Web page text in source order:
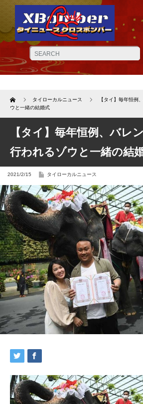
Home タイローカルニュース
【タイ】毎年恒例
ウと一緒の結婚式
【タイ】毎年恒例、バレ
行われるゾウと一緒の結
2021/2/15 タイローカルニュース